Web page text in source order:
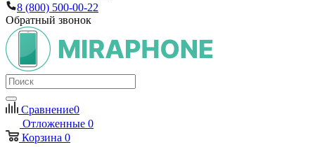
8 (800) 500-00-22
Обратный звонок
Сравнение0
Отложенные 0
Корзина 0